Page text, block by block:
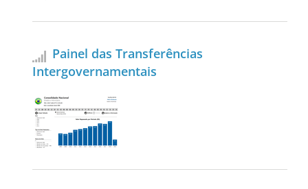
Painel das Transferências
Intergovernamentais